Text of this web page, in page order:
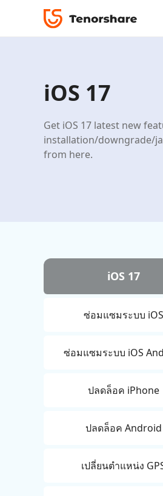
for iOS
Tenorshare
แก้ไขปัญหา iOS/iPadOS 150+
ซ่อมแซมระบบ Android ง่าย ๆ
iCareFone for LINE
เครื่องมือกู้คืนข้อมูล
iAnyGo - เปลี่ยนตำแหน่ง
4MeKey- iPhone
ปลดล็อค iCloud activation lock
UltData for Android
กู้คืนข้อมูล Android โดยไม่ต้อง
PDNob - PDF Editor for
PDNob - PDF Editor
แก้ไขและจัดการ PDF ด้วย AI
PixPretty AI Photo
เครื่องมือแต่งรูปด้วย AI ฟรี
โปรแกรมปลดล็อก iPhone
iPhone MDM Bypass
ดาวน์เกรด iOS
ดูโซลูชั่นทั้งหมด
iOS 17
Get iOS 17 latest new
installation/downgrade/
from here.
iOS 17
ซ่อมแซมระบบ iOS
ซ่อมแซมระบบ iOS
ปลดล็อค iPhone
ปลดล็อค Android
เปลี่ยนตำแหน่ง